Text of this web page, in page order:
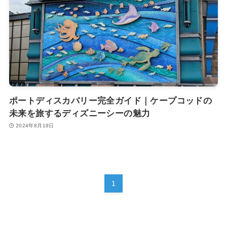
ポートディスカバリー完全ガイド｜ケープコッドの
未来を旅するディズニーシーの魅力
2024年8月19日
1